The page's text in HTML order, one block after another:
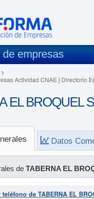
empresas
>
Actividad CNAE | Directorio
EL BROQUEL
Datos
de TABERNA EL
de TABERNA EL